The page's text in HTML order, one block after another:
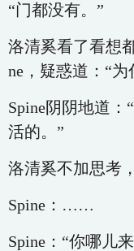
“门都没有。”
洛清奚看了看想
ne，疑惑道：“为
Spine阴阴地道
活的。”
洛清奚不加思考
Spine：……
Spine：“你哪儿